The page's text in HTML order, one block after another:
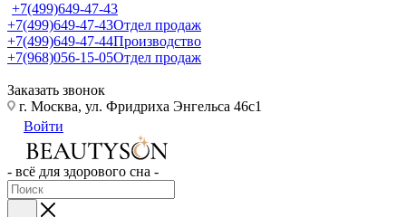
+7(499)649-47-43
+7(499)649-47-43Отдел продаж
+7(499)649-47-44Производство
+7(968)056-15-05Отдел продаж
Заказать звонок
г. Москва, ул. Фридриха Энгельса 46с1
Войти
- всё для здорового сна -